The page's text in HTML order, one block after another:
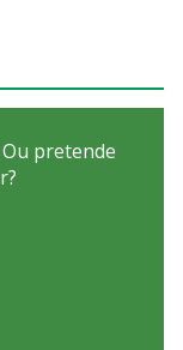
pretende